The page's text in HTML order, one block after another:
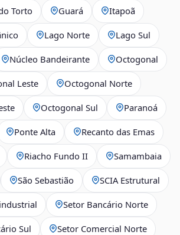
Torto Guará Itapoã
Lago Norte Lago Sul
Núcleo Bandeirante Octogonal
Leste Octogonal Norte
Octogonal Sul Paranoá
Ponte Alta Recanto das Emas
Riacho Fundo II Samambaia
São Sebastião SCIA Estrutural
Setor Bancário Norte
Sul Setor Comercial Norte